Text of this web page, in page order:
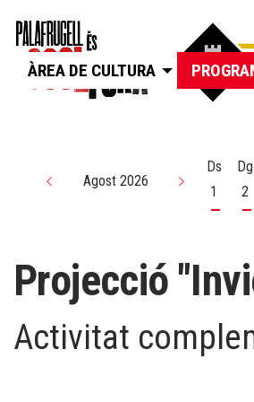
ÀREA DE CULTURA
Agost 2026
Ds
1
Dg
2
Projecció
Activitat